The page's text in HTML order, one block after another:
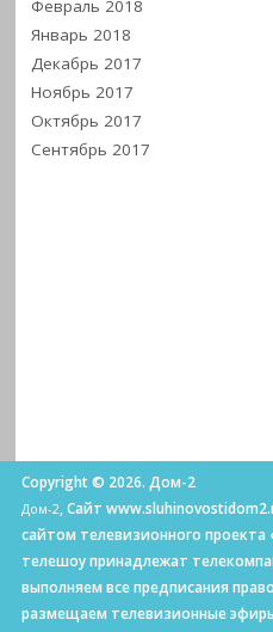
Февраль 2018
Январь 2018
Декабрь 2017
Ноябрь 2017
Октябрь 2017
Сентябрь 2017
Copyright © 2026. Дом-2
Дом-2, Сайт
сайтом телевизионного проекта
телешоу принадлежат
выполняем все предписания
размещаем телевизионные